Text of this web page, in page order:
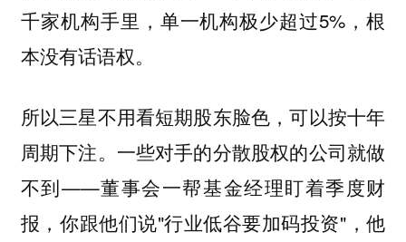
千家机构手里，单一机构极少超过5%，根
本没有话语权。
所以三星不用看短期股东脸色，可以按十年
周期下注。一些对手的分散股权的公司就做
不到——董事会一帮基金经理盯着季度财
报，你跟他们说"行业低谷要加码投资"，他